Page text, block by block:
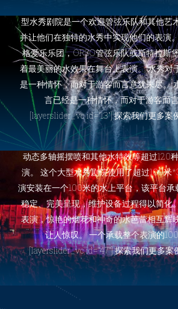
型水秀剧院是一个欢迎管弦乐队和其他艺
并让他们在独特的水秀中实现他们的表演
格爱乐乐团，ORSO管弦乐队或斯特拉斯
着最美丽的水效果在舞台上表演。 水秀对
是一种情怀，而对于游客而言意犹未尽。
言已经是一种情怀，而对于游客而
[layerslider_vc id=”13″] 探索我们更多案
大型水秀剧院：环球影
一个新的史诗级水秀在晚上照亮了佛罗里
园。这是法国国际水秀连续第二次承担该
前环球影城项目取得了巨大成功，给了我
法国国际水秀设计了一个更加大胆和具有
球影城的“夜间表演”是对电影以及同名电
电影如《侏罗纪世界》、《速度与激情
《小黄人大眼萌》和《哈利波特》，投射
的投影立面水幕上。 巨型投影是水秀的背
动态多轴摇摆喷和其他水特效等超过120
演。 这个大型水秀剧院使用了超过100米
演安装在一个100米的水上平台，该平台
稳定、完美呈现，维护设备过程得以简化
表演，惊艳的烟花和神奇的水芭蕾相互辉
让人惊叹。 一个承载整个表演的
[layerslider_vc id=”47″] 探索我们更多案